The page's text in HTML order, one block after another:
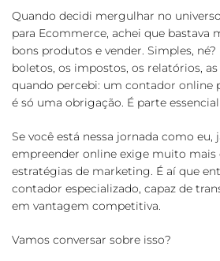
Quando decidi mergulhar no
para Ecommerce, achei que bastava
bons produtos e vender. Simples, né?
boletos, os impostos, os relatórios,
quando percebi: um contador online
é só uma obrigação. É parte
Se você está nessa jornada como eu,
empreender online exige muito mais
estratégias de marketing. É aí que
contador especializado, capaz de
em vantagem competitiva.
Vamos conversar sobre isso?